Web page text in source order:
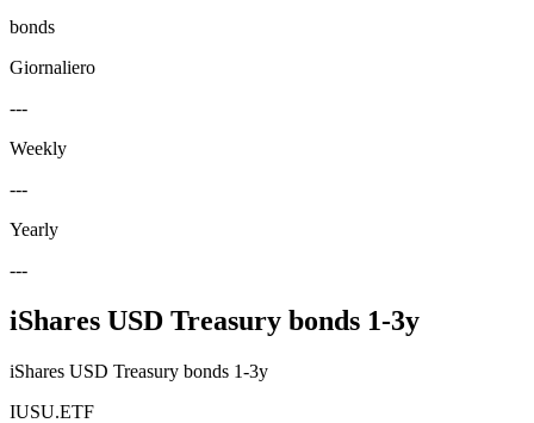
bonds
Giornaliero
---
Weekly
---
Yearly
---
iShares USD Treasury bonds 1-3y
iShares USD Treasury bonds 1-3y
IUSU.ETF